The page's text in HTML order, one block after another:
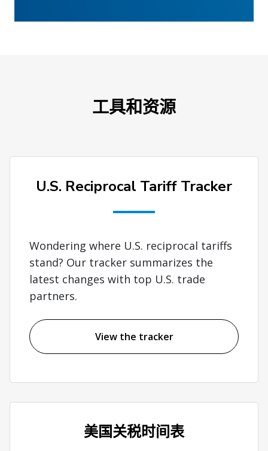
工具和资源
U.S. Reciprocal Tariff Tracker
Wondering where U.S. reciprocal tariffs
stand? Our tracker summarizes the
latest changes with top U.S. trade
partners.
View the tracker
美国关税时间表